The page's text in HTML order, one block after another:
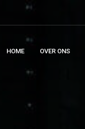
HOME OVER ONS